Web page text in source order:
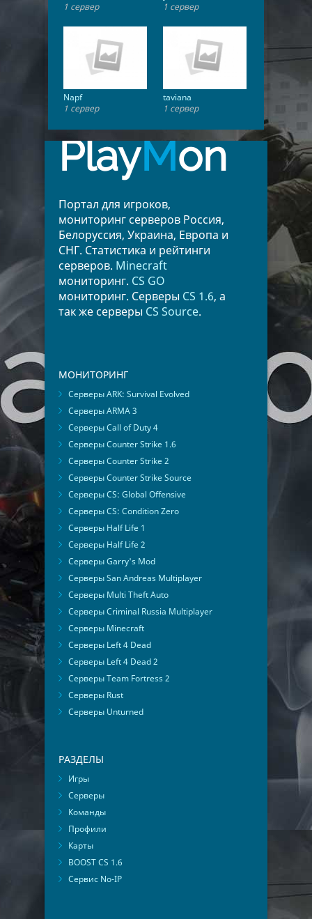
1 сервер
1 сервер
Napf
1 сервер
taviana
1 сервер
PlayMon
Портал для игроков,
мониторинг серверов Россия,
Белоруссия, Украина, Европа и
СНГ. Статистика и рейтинги
серверов. Minecraft
мониторинг. CS GO
мониторинг. Серверы CS 1.6, а
так же серверы CS Source.
МОНИТОРИНГ
Серверы ARK: Survival Evolved
Серверы ARMA 3
Серверы Call of Duty 4
Серверы Counter Strike 1.6
Серверы Counter Strike 2
Серверы Counter Strike Source
Серверы CS: Global Offensive
Серверы CS: Condition Zero
Серверы Half Life 1
Серверы Half Life 2
Серверы Garry's Mod
Серверы San Andreas Multiplayer
Серверы Multi Theft Auto
Серверы Criminal Russia Multiplayer
Серверы Minecraft
Серверы Left 4 Dead
Серверы Left 4 Dead 2
Серверы Team Fortress 2
Серверы Rust
Серверы Unturned
РАЗДЕЛЫ
Игры
Серверы
Команды
Профили
Карты
BOOST CS 1.6
Сервис No-IP